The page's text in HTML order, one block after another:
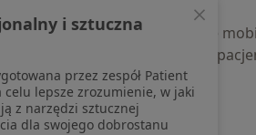
wyszukiwania
Pomoc
Aplikacje
Blog dla
i sztuczna
przez zespół Patient
celu lepsze zrozumienie, w jaki
z narzędzi sztucznej
dla swojego dobrostanu